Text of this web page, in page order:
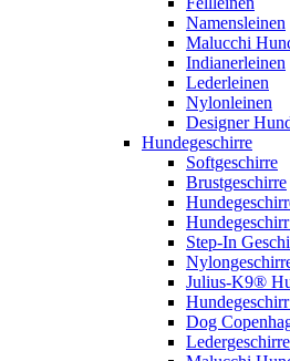
Namensleinen
Malucchi
Indianerleinen
Lederleinen
Nylonleinen
Designer
Hundegeschirre
Softgeschirre
Brustgeschirre
Step-In
Julius-K9®
Dog
Ledergeschirre